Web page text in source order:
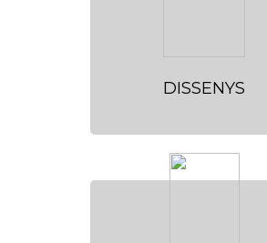
DISSENYS